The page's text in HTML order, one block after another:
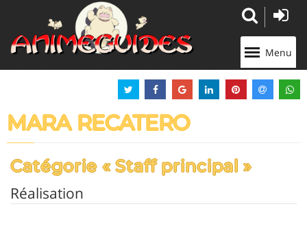
Menu
MARA RECATERO
Catégorie « Staff principal »
Réalisation
Panneau de gestion des cookies